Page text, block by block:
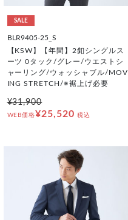
SALE
BLR9405-25_S
【KSW】【年間】2釦シングルス
ーツ 0タック/グレー/ウエストシ
ャーリング/ウォッシャブル/MOV
ING STRETCH/※裾上げ必要
¥31,900
WEB価格¥25,520 税込